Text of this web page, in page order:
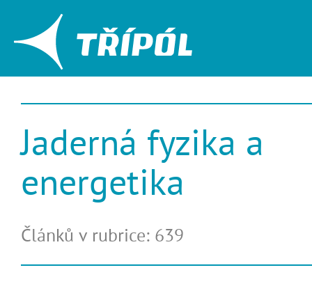
Jaderná fyzika a
energetika
Článků v rubrice: 639